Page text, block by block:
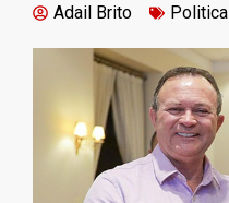
Adail Brito Politica